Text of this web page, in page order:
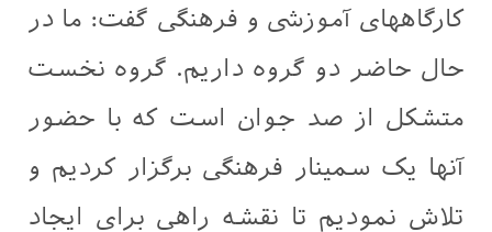
کارگاههای آموزشی و فرهنگی گفت: ما در
حال حاضر دو گروه داریم. گروه نخست
متشکل از صد جوان است که با حضور
آنها یک سمینار فرهنگی برگزار کردیم و
تلاش نمودیم تا نقشه راهی برای ایجاد